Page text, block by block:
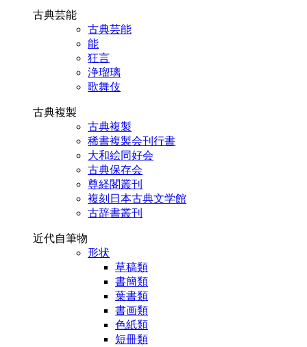
古典芸能
古典芸能
能
狂言
浄瑠璃
歌舞伎
古典複製
古典複製
稀書複製会刊行書
大和絵同好会
古典保存会
尊経閣叢刊
複刻日本古典文学館
古辞書叢刊
近代自筆物
形状
草稿類
書簡類
葉書類
書画類
色紙類
短冊類